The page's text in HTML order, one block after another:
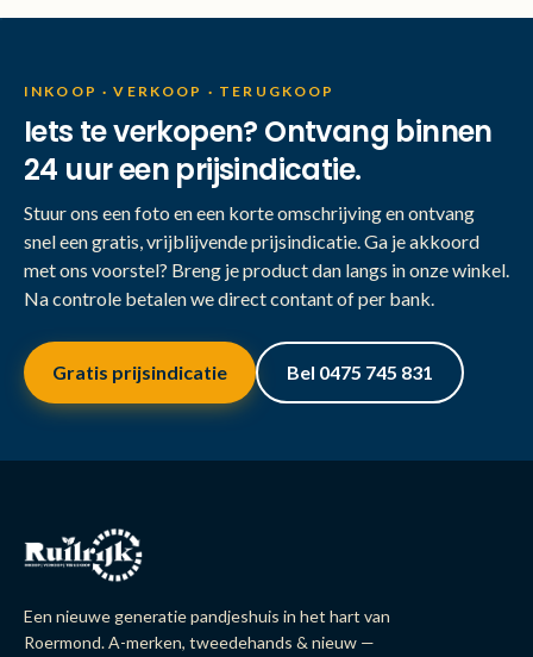
INKOOP · VERKOOP · TERUGKOOP
Iets te verkopen? Ontvang binnen
24 uur een prijsindicatie.
Stuur ons een foto en een korte omschrijving en ontvang
snel een gratis, vrijblijvende prijsindicatie. Ga je akkoord
met ons voorstel? Breng je product dan langs in onze winkel.
Na controle betalen we direct contant of per bank.
Gratis prijsindicatie Bel 0475 745 831
Een nieuwe generatie pandjeshuis in het hart van
Roermond. A-merken, tweedehands & nieuw —